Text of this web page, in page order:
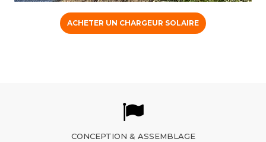
ACHETER UN CHARGEUR SOLAIRE
CONCEPTION & ASSEMBLAGE